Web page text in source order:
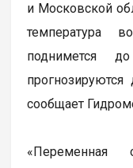
и Московской
температура
поднимется
сообщает
«Переменная